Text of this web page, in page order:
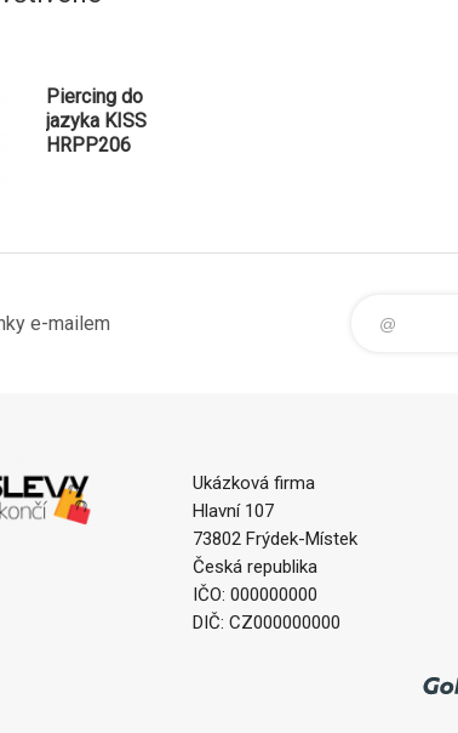
Piercing do
jazyka KISS
HRPP206
e-mailem
Ukázková firma
Hlavní 107
73802 Frýdek-Místek
Česká republika
IČO: 000000000
DIČ: CZ000000000